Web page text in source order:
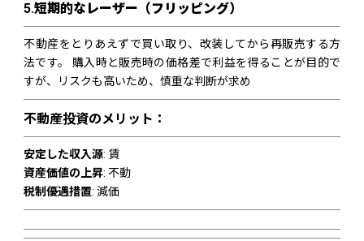
5.短期的なレーザー（フリッピング）
不動産をとりあえずで買い取り、改装してから再販売する方
法です。 購入時と販売時の価格差で利益を得ることが目的で
すが、リスクも高いため、慎重な判断が求め
不動産投資のメリット：
安定した収入源: 賃
資産価値の上昇: 不動
税制優遇措置: 減価